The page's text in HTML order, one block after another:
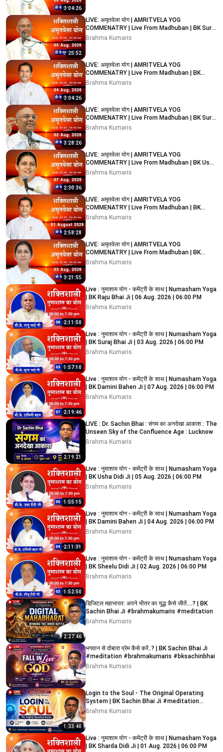
3:04:26
25:52
LIVE: अमृतवेला योग | AMRITVELA YOG
COMMENATRY | Live From Madhuban | BK Suraj
Bhai Ji | 05/08/2026
Brahma Kumaris
3:04:26
LIVE: अमृतवेला योग | AMRITVELA YOG
COMMENATRY | Live From Madhuban | BK
Rupesh Bhai Ji | 04/08/2026
Brahma Kumaris
3:28:26
LIVE: अमृतवेला योग | AMRITVELA YOG
COMMENATRY | Live From Madhuban | BK Suraj
Bhai Ji | 02/08/2026
Brahma Kumaris
2:30:36
LIVE: अमृतवेला योग | AMRITVELA YOG
COMMENATRY | Live From Madhuban | BK Usha
Didi Ji | 07/08/2026
Brahma Kumaris
2:58:28
LIVE: अमृतवेला योग | AMRITVELA YOG
COMMENATRY | Live From Madhuban | BK
Rupesh Bhai Ji | 01/08/2026
Brahma Kumaris
3:21:55
LIVE: अमृतवेला योग | AMRITVELA YOG
COMMENATRY | Live From Madhuban | BK
Shreya Didi Ji | 03/08/2026
Brahma Kumaris
2:11:50
Live : नुमाशाम योग - कमेंट्री के साथ | Numasham Yoga
| BK Raju Bhai Ji | 06 Aug. 2026 | 06:00 PM
Brahma Kumaris
1:57:10
Live : नुमाशाम योग - कमेंट्री के साथ | Numasham Yoga
| BK Suraj Bhai Ji | 03 Aug. 2026 | 06:00 PM
Brahma Kumaris
2:19:46
Live : नुमाशाम योग - कमेंट्री के साथ | Numasham Yoga
| BK Damini Bahen Ji | 07 Aug. 2026 | 06:00 PM
Brahma Kumaris
2:19:21
LIVE : Dr. Sachin Bhai : संगम का अनदेखा आकाश : The
Unseen Sky of the Confluence Age : Lucknow
Brahma Kumaris
1:55:15
Live : नुमाशाम योग - कमेंट्री के साथ | Numasham Yoga
| BK Usha Didi Ji | 05 Aug. 2026 | 06:00 PM
Brahma Kumaris
2:11:31
Live : नुमाशाम योग - कमेंट्री के साथ | Numasham Yoga
| BK Damini Bahen Ji | 04 Aug. 2026 | 06:00 PM
Brahma Kumaris
1:52:50
Live : नुमाशाम योग - कमेंट्री के साथ | Numasham Yoga
| BK Sheelu Didi Ji | 02 Aug. 2026 | 06:00 PM
Brahma Kumaris
2:27:46
डिजिटल महाभारत: अपने भीतर का युद्ध कैसे जीतें....? | BK
Sachin Bhai Ji #brahmakumaris #meditation
Brahma Kumaris
भगवान से दोबारा प्रेम कैसे करें..? | BK Sachin Bhai Ji
#meditation #brahmakumaris #bksachinbhai
Brahma Kumaris
1:33:40
Login to the Soul - The Original Operating
System | BK Sachin Bhai Ji #meditation
#brahmakumaris
Brahma Kumaris
Live : नुमाशाम योग - कमेंट्री के साथ | Numasham Yoga
| BK Sharda Didi Ji | 01 Aug. 2026 | 06:00 PM